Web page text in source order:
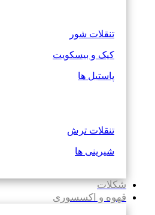
تنقلات شور
کیک و بیسکویت
پاستیل ها
تنقلات ترش
شیرینی ها
شکلات
قهوه و اکسسوری